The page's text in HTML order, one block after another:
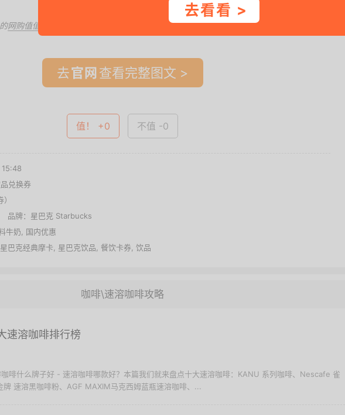
去看看 >
网购值值值App ，第一时间得到内部特价；点此领取隐藏优惠券，先领券再下单。
去 查看完整图文 >
值！ +0 不值 -0
兑换券
品牌： 星巴克 Starbucks
牛奶
国内优惠
星巴克经典摩卡 星巴克饮品 餐饮卡券 饮品
咖啡\速溶咖啡攻略
速溶咖啡排行榜
咖啡什么牌子好 - 速溶咖啡哪款好？本篇我们就来盘点十大速溶咖啡：KANU 系列咖啡、Nescafe 雀
牌 速溶黑咖啡粉、AGF MAXIM马克西姆蓝瓶速溶咖啡、...